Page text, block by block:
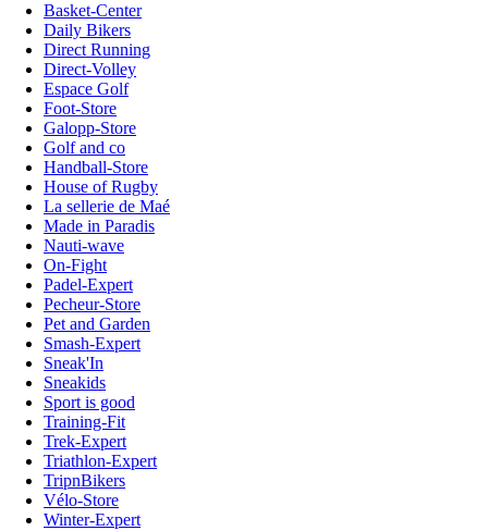
Basket-Center
Daily Bikers
Direct Running
Direct-Volley
Espace Golf
Foot-Store
Galopp-Store
Golf and co
Handball-Store
House of Rugby
La sellerie de Maé
Made in Paradis
Nauti-wave
On-Fight
Padel-Expert
Pecheur-Store
Pet and Garden
Smash-Expert
Sneak'In
Sneakids
Sport is good
Training-Fit
Trek-Expert
Triathlon-Expert
TripnBikers
Vélo-Store
Winter-Expert